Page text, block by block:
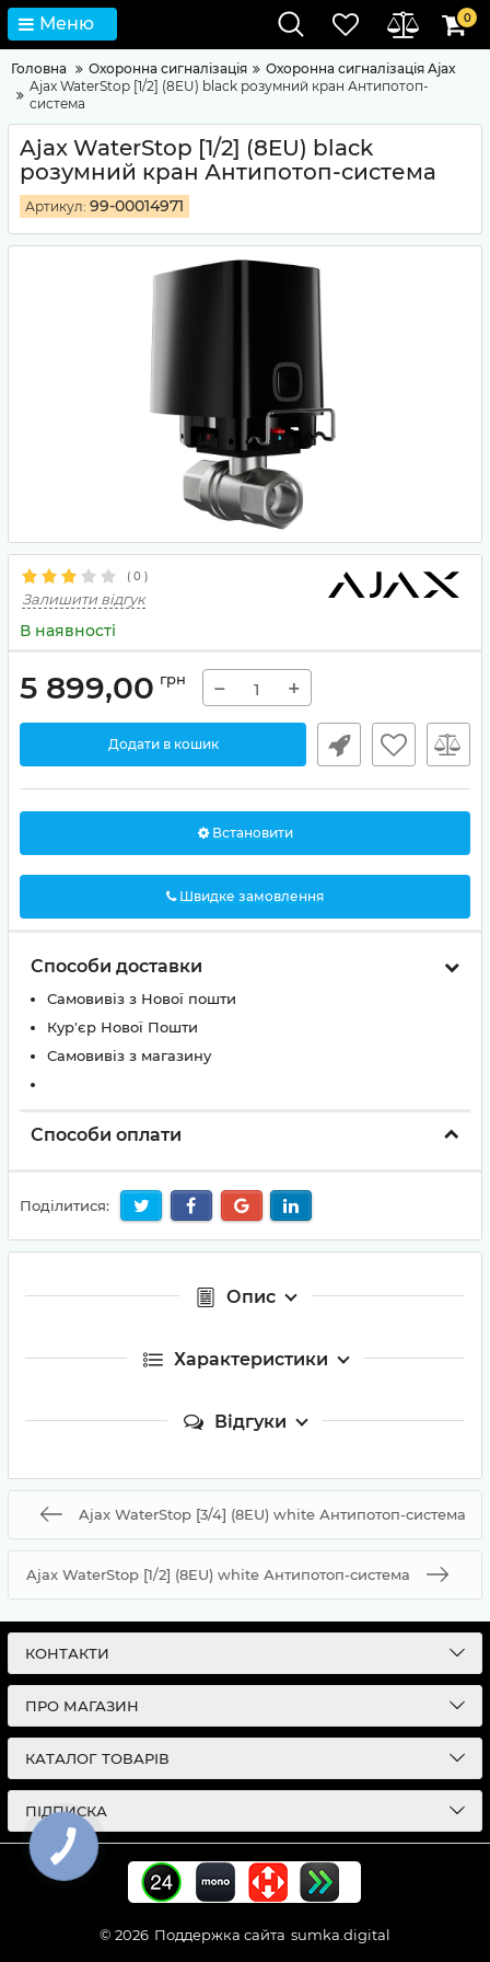
Меню 0
Головна Охоронна сигналізація
Охоронна сигналізація Ajax
Ajax WaterStop [1/2] (8EU) black розумний кран Антипотоп-
система
Ajax WaterStop [1/2] (8EU) black
розумний кран Антипотоп-система
Артикул: 99-00014971
( 0 )
Залишити відгук
В наявності
5 899,00 грн − +
Додати в кошик
Встановити
Швидке замовлення
Способи доставки
Самовивіз з Нової пошти
Кур'єр Нової Пошти
Самовивіз з магазину
Способи оплати
Поділитися:
Опис
Характеристики
Відгуки
Ajax WaterStop [3/4] (8EU) white Антипотоп-система
Ajax WaterStop [1/2] (8EU) white Антипотоп-система
КОНТАКТИ
ПРО МАГАЗИН
КАТАЛОГ ТОВАРІВ
ПІДПИСКА
© 2026 Поддержка сайта sumka.digital